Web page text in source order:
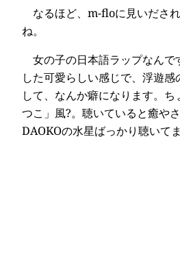
なるほど、m-floに見いださ
ね。
女の子の日本語ラップなんで
した可愛らしい感じで、浮遊
して、なんか癖になります。ち
つこ」風?。聴いていると癒や
DAOKOの水星ばっかり聴いてま